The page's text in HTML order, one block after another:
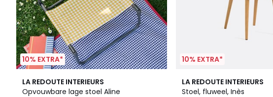
10% EXTRA*
LA REDOUTE INTERIEURS
Opvouwbare lage stoel Aline
3,7
/ 5
10% EXTRA*
LA REDOUTE INTERIEURS
Stoel, fluweel, Inès
3
Kleuren